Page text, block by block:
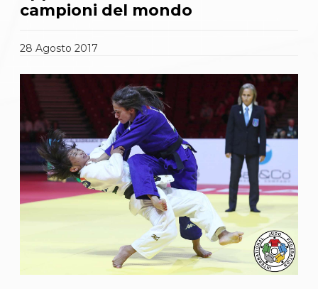
Albi Federali
News
Gare e Risultati
Attività Didattica
Albi Federali
Karate
La disciplina
News
Gare e Risultati
Attività Didattica
Albi Federali
Arti marziali
Aikido
Ju Jitsu
Sumo
Capoeira
campioni del mondo
28Agosto2017